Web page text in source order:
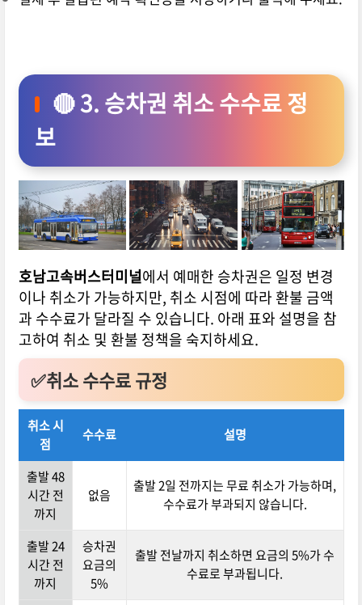
🔴 3. 승차권 취소 수수료 정
보
호남고속버스터미널에서 예매한 승차권은 일정 변경
이나 취소가 가능하지만, 취소 시점에 따라 환불 금액
과 수수료가 달라질 수 있습니다. 아래 표와 설명을 참
고하여 취소 및 환불 정책을 숙지하세요.
✅취소 수수료 규정
취소 시
점
수수료 설명
출발 48
시간 전
까지
없음
출발 2일 전까지는 무료 취소가 가능하며,
수수료가 부과되지 않습니다.
출발 24
시간 전
까지
승차권
요금의
5%
출발 전날까지 취소하면 요금의 5%가 수
수료로 부과됩니다.